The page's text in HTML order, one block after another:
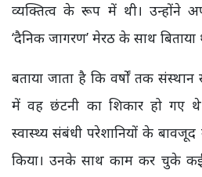
व्यक्तित्व के रूप में थी। उन्होंने
‘दैनिक जागरण’ मेरठ के साथ बिताया
बताया जाता है कि वर्षों तक
में वह छंटनी का शिकार हो गए
स्वास्थ्य संबंधी परेशानियों के
किया। उनके साथ काम कर चुके कई